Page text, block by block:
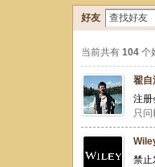
好友
当前共有 104 个
翟自
注册
只问
禁止